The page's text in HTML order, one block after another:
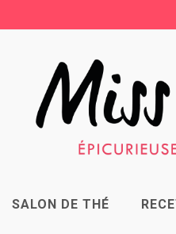
SALON DE THÉ